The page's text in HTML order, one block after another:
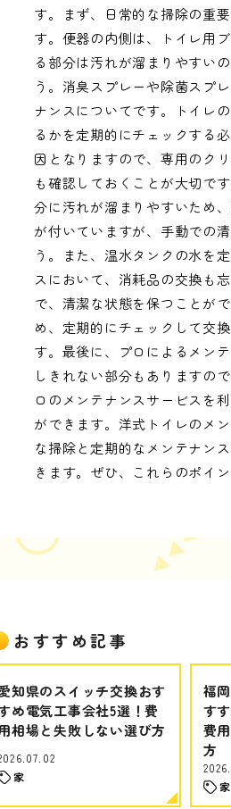
す。まず、日常的な掃除の重
す。便器の内側は、トイレ用
る部分は汚れが溜まりやすい
う。消臭スプレーや除菌スプ
ナンスについてです。トイレ
るかを定期的にチェックする
因となりますので、専用のク
も確認しておくことが大切で
分に汚れが溜まりやすいため
が付いていますが、手動での
う。また、温水タンクの水を
スにおいて、消耗品の交換も
で、清潔な状態を保つことが
め、定期的にチェックして交
す。最後に、プロによるメン
しきれない部分もありますの
ロのメンテナンスサービスを
ができます。洋式トイレのメ
な掃除と定期的なメンテナン
きます。ぜひ、これらのポイ
おすすめ記事
知県のスイッチ交換おす
め電気工事会社5選！費
相場と失敗しない選び方
家
福
す
費
方
家